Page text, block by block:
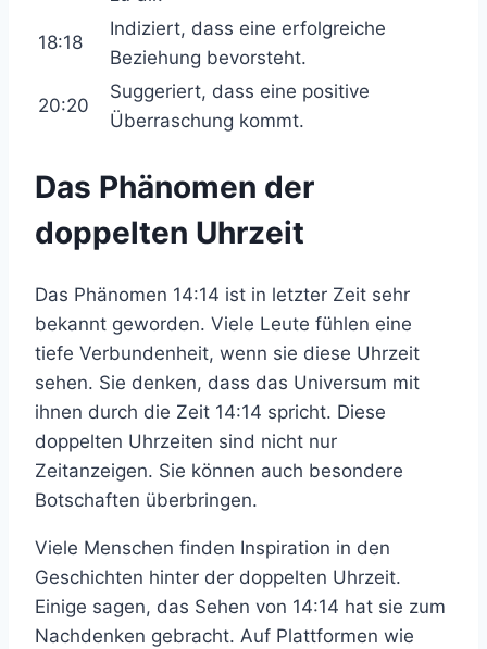
18:18
Indiziert, dass eine erfolgreiche
Beziehung bevorsteht.
20:20
Suggeriert, dass eine positive
Überraschung kommt.
Das Phänomen der
doppelten Uhrzeit
Das Phänomen 14:14 ist in letzter Zeit sehr
bekannt geworden. Viele Leute fühlen eine
tiefe Verbundenheit, wenn sie diese Uhrzeit
sehen. Sie denken, dass das Universum mit
ihnen durch die Zeit 14:14 spricht. Diese
doppelten Uhrzeiten sind nicht nur
Zeitanzeigen. Sie können auch besondere
Botschaften überbringen.
Viele Menschen finden Inspiration in den
Geschichten hinter der doppelten Uhrzeit.
Einige sagen, das Sehen von 14:14 hat sie zum
Nachdenken gebracht. Auf Plattformen wie